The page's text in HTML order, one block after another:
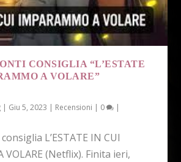
CONSIGLIA “L’ESTATE
A VOLARE”
| Giu 5, 2023 | Recensioni | 0 |
L’ESTATE IN CUI
VOLARE (Netflix). Finita ieri,